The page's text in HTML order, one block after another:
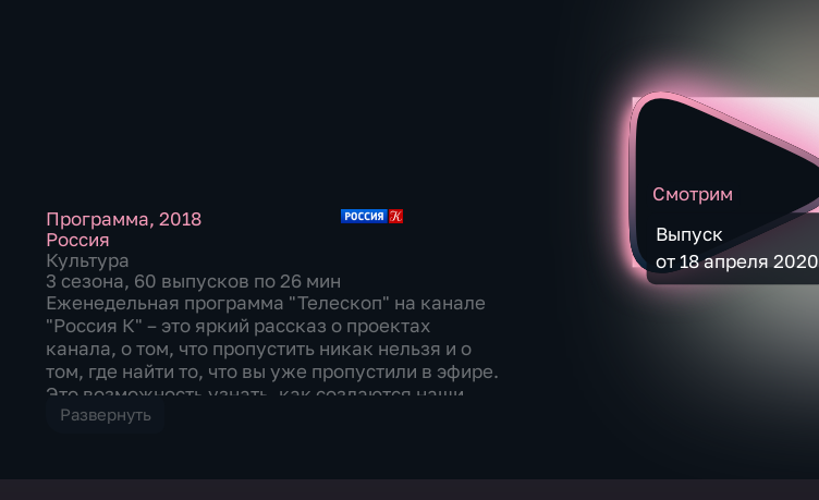
Смотрим
Выпуск
от 18 апреля 2020
Программа, 2018
Россия
Культура
3 сезона, 60 выпусков по 26 мин
Еженедельная программа "Телескоп" на канале
"Россия К" – это яркий рассказ о проектах
канала, о том, что пропустить никак нельзя и о
том, где найти то, что вы уже пропустили в эфире.
Это возможность узнать, как создаются наши
лучшие проекты, и увидеть, какими бывают
Развернуть